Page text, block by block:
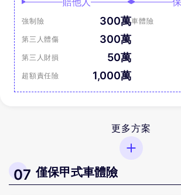
強制險 300萬
第三人體傷 300萬
第三人財損 50萬
超額責任險 1,000萬
車體險
更多方案
07 僅保甲式車體險